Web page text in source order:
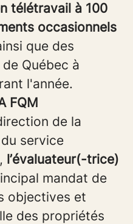
télétravail à 100
occasionnels
que des
Québec à
l'année.
FQM
de la
service
l’évaluateur(-trice)
mandat de
objectives et
des propriétés